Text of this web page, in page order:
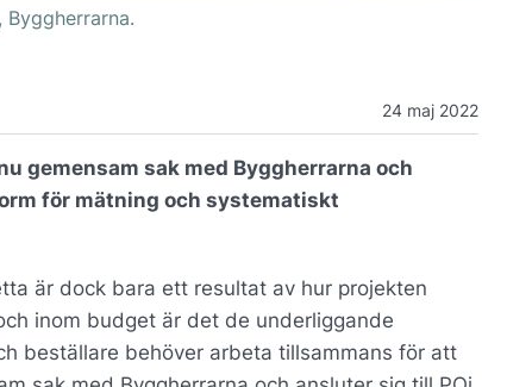
24 maj 2022
gemensam sak med Byggherrarna och
för mätning och systematiskt
är dock bara ett resultat av hur projekten
inom budget är det de underliggande
beställare behöver arbeta tillsammans för att